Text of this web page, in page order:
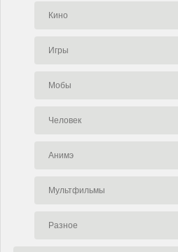
Кино
Игры
Мобы
Человек
Анимэ
Мультфильмы
Разное